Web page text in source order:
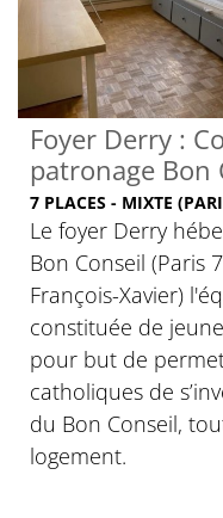
Foyer Derry :
patronage Bon
7 PLACES - MIXTE
Le foyer Derry
Bon Conseil (Paris
François-Xavier)
constituée de
pour but de
catholiques de
du Bon Conseil,
logement.